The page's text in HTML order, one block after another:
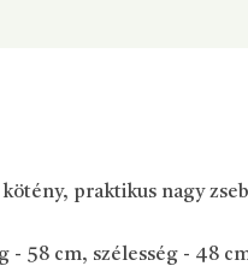
praktikus nagy
- 58 cm, szélesség - 48